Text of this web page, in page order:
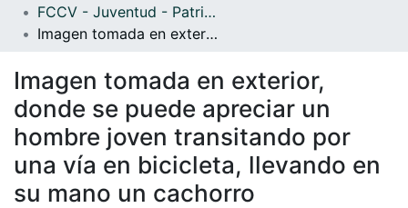
FCCV - Juventud - Patrimonial
Imagen tomada en exterior, donde se puede apreciar un hombre joven transitando por una vía en bicicleta, llevando en su mano un cachorro
Imagen tomada en exterior,
donde se puede apreciar un
hombre joven transitando por
una vía en bicicleta, llevando en
su mano un cachorro